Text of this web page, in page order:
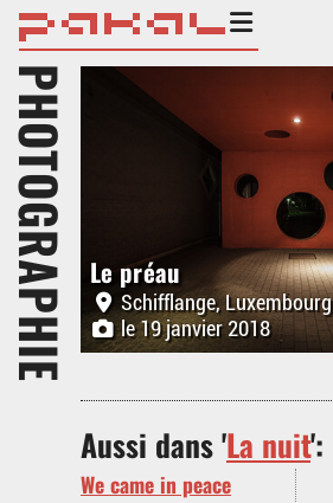
PHOTOGRAPHIE Le préau
Schifflange, Luxembourg
le 19 janvier 2018
Aussi dans 'La nuit':
We came in peace